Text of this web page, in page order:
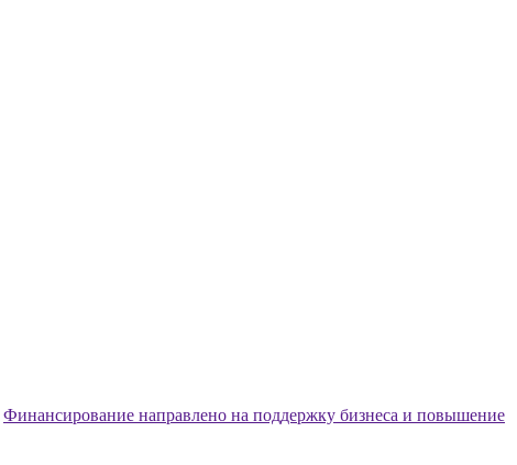
Финансирование направлено на поддержку бизнеса и повышение